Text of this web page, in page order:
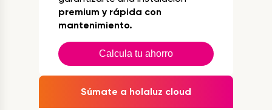
premium y rápida con
mantenimiento.
Calcula tu ahorro
Súmate a holaluz cloud